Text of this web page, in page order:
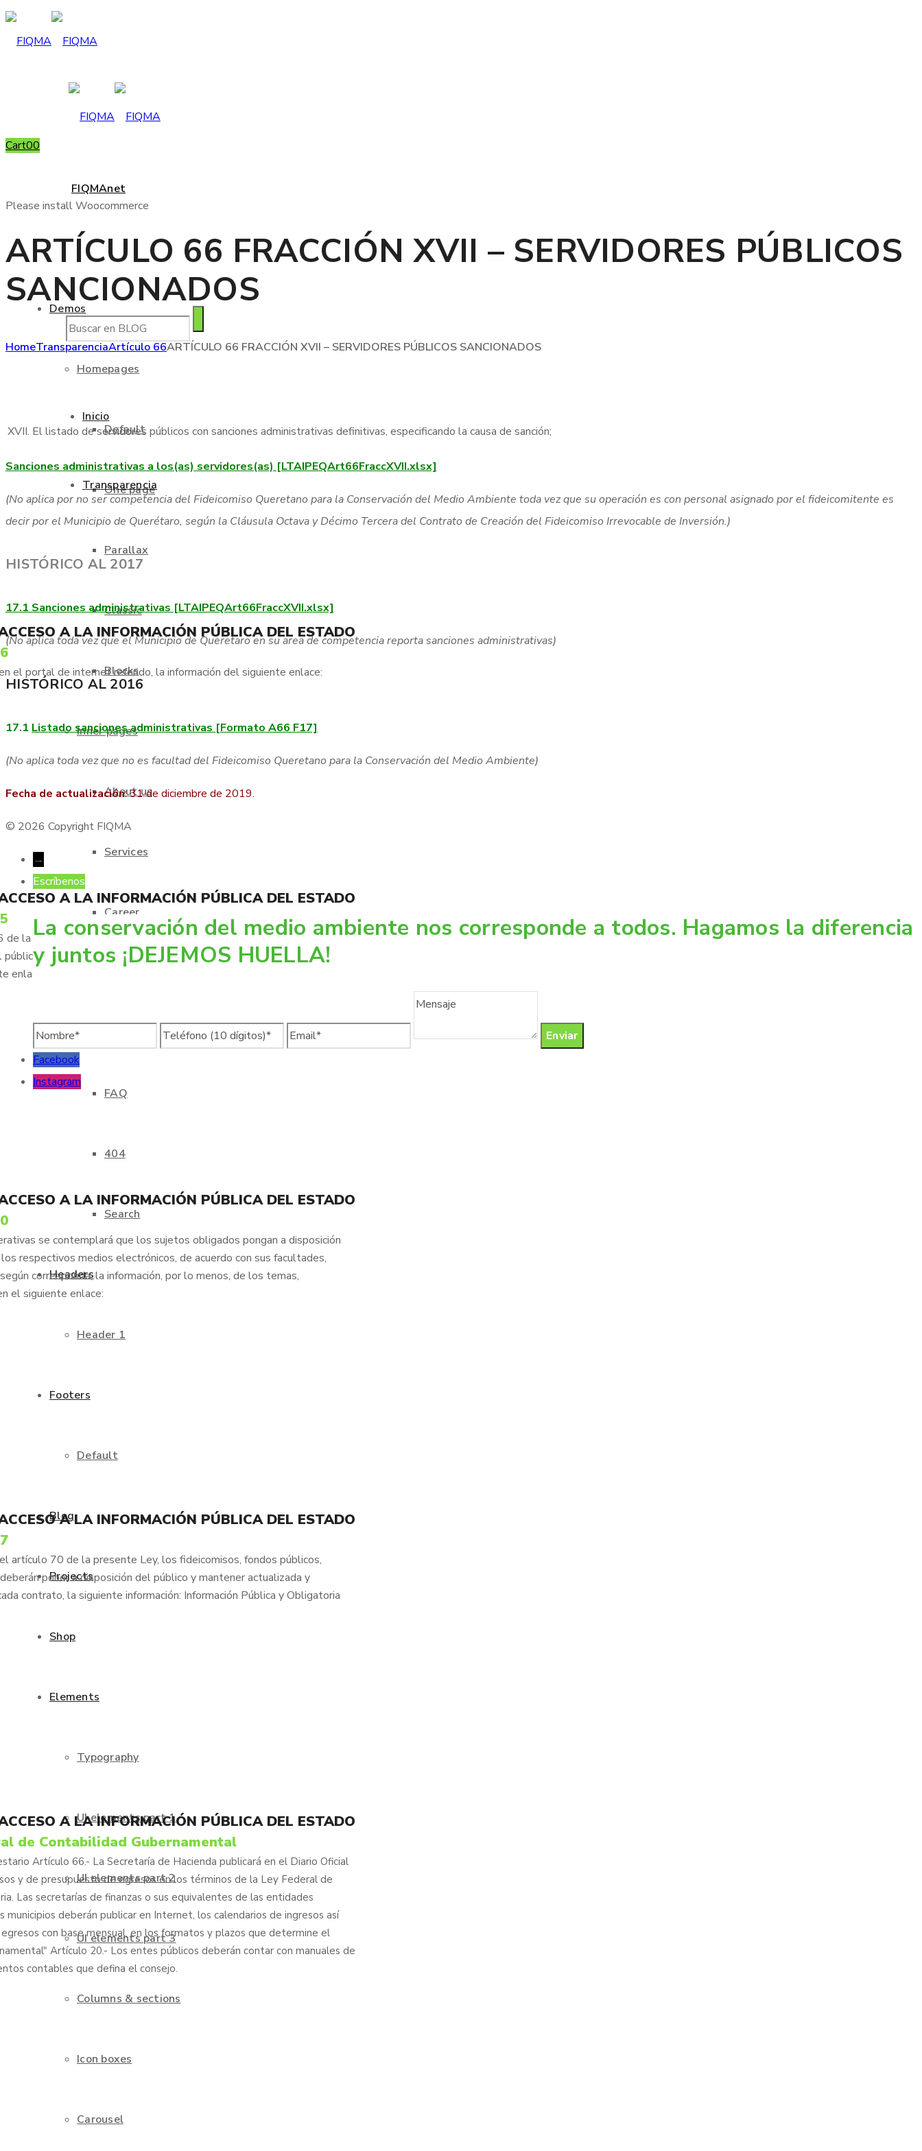
Cart00
Please install Woocommerce
Demos
Homepages
Default
One page
Parallax
Classic
Blocks
Inner pages
About us
Services
Career
Buzón de Quejas y Sugerencias
FAQ
404
Search
Headers
Header 1
Footers
Default
Blog
Projects
Shop
Elements
Typography
UI elements part 1
UI elements part 2
UI elements part 3
Columns & sections
Icon boxes
Carousel
FIQMAnet
Inicio
Transparencia
A LA INFORMACIÓN PÚBLICA DEL ESTADO
el portal de internet referido, la información del siguiente enlace:
A LA INFORMACIÓN PÚBLICA DEL ESTADO
la presente ley, los fideicomisos, fondos públicas, o cualquier contrato
y mantener actualizada y accesible, en lo que resulte aplicable a
enlace:
A LA INFORMACIÓN PÚBLICA DEL ESTADO
se contemplará que los sujetos obligados pongan a disposición
respectivos medios electrónicos, de acuerdo con sus facultades,
corresponda, la información, por lo menos, de los temas,
el siguiente enlace:
A LA INFORMACIÓN PÚBLICA DEL ESTADO
artículo 70 de la presente Ley, los fideicomisos, fondos públicos,
poner a disposición del público y mantener actualizada y
contrato, la siguiente información: Información Pública y Obligatoria
A LA INFORMACIÓN PÚBLICA DEL ESTADO
de Contabilidad Gubernamental
Artículo 66.- La Secretaría de Hacienda publicará en el Diario Oficial
y de presupuesto de egresos en los términos de la Ley Federal de
Las secretarías de finanzas o sus equivalentes de las entidades
deberán publicar en Internet, los calendarios de ingresos así
con base mensual, en los formatos y plazos que determine el
Artículo 20.- Los entes públicos deberán contar con manuales de
contables que defina el consejo.
ARTÍCULO 66 FRACCIÓN XVII – SERVIDORES PÚBLICOS
SANCIONADOS
HomeTransparenciaArtículo 66ARTÍCULO 66 FRACCIÓN XVII – SERVIDORES PÚBLICOS SANCIONADOS
XVII. El listado de servidores públicos con sanciones administrativas definitivas, especificando la causa de sanción;
Sanciones administrativas a los(as) servidores(as) [LTAIPEQArt66FraccXVII.xlsx]
(No aplica por no ser competencia del Fideicomiso Queretano para la Conservación del Medio Ambiente toda vez que su operación es con personal asignado por el fideicomitente es
decir por el Municipio de Querétaro, según la Cláusula Octava y Décimo Tercera del Contrato de Creación del Fideicomiso Irrevocable de Inversión.)
HISTÓRICO AL 2017
17.1Sanciones administrativas [LTAIPEQArt66FraccXVII.xlsx]
(No aplica toda vez que el Municipio de Queretaro en su area de competencia reporta sanciones administrativas)
HISTÓRICO AL 2016
17.1 Listado sanciones administrativas [Formato A66 F17]
(No aplica toda vez que no es facultad del Fideicomiso Queretano para la Conservación del Medio Ambiente)
Fecha de actualización: 31 de diciembre de 2019.
© 2026 Copyright FIQMA
→
Escríbenos
La conservación del medio ambiente nos corresponde a todos. Hagamos la diferencia
y juntos ¡DEJEMOS HUELLA!
Facebook
Instagram